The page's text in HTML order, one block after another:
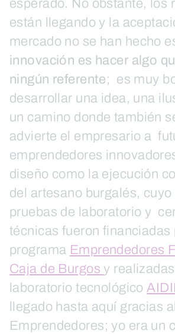
esperado. No obstante, los
están llegando y la
mercado no se han hecho
innovación es hacer algo
ningún referente; es muy
desarrollar una idea, una
un camino donde también
advierte el empresario a
emprendedores
diseño como la ejecución
del artesano burgalés, cuyo
pruebas de laboratorio y
técnicas fueron financiadas
programa Emprendedores
Caja de Burgos y realizadas
laboratorio tecnológico
llegado hasta aquí gracias
Emprendedores; yo era un